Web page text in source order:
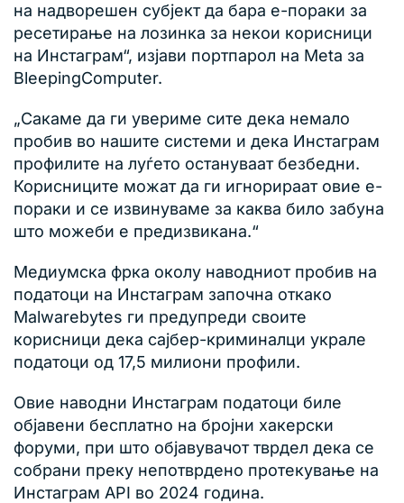
на надворешен субјект да бара е-пораки за
ресетирање на лозинка за некои корисници
на Инстаграм“, изјави портпарол на Meta за
BleepingComputer.
„Сакаме да ги увериме сите дека немало
пробив во нашите системи и дека Инстаграм
профилите на луѓето остануваат безбедни.
Корисниците можат да ги игнорираат овие е-
пораки и се извинуваме за каква било забуна
што можеби е предизвикана.“
Медиумска фрка околу наводниот пробив на
податоци на Инстаграм започна откако
Malwarebytes ги предупреди своите
корисници дека сајбер-криминалци украле
податоци од 17,5 милиони профили.
Овие наводни Инстаграм податоци биле
објавени бесплатно на бројни хакерски
форуми, при што објавувачот тврдел дека се
собрани преку непотврдено протекување на
Инстаграм API во 2024 година.